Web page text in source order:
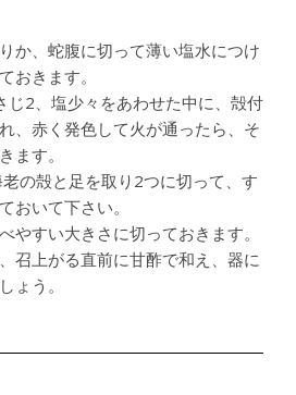
か、蛇腹に切って薄い塩水につけ
おきます。
じ2、塩少々をあわせた中に、殻付
、赤く発色して火が通ったら、そ
ます。
の殻と足を取り2つに切って、す
おいて下さい。
やすい大きさに切っておきます。
召上がる直前に甘酢で和え、器に
ょう。